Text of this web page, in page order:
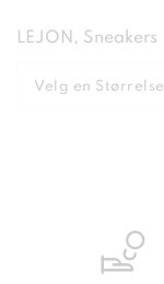
LEJON, Sneakers
Velg en Størrelse